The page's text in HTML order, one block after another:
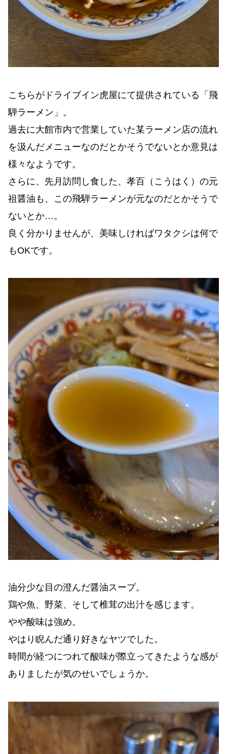
こちらがドライブイン虎屋にて提供されている「飛
騨ラーメン」。
過去に大館市内で営業していた某ラーメン店の流れ
を汲んだメニューなのだとかそうでないとか意見は
様々なようです。
さらに、先月訪問し食した、孝百（こうはく）の元
祖醤油も、この飛騨ラーメンが元なのだとかそうで
ないとか…。
良く分かりませんが、美味しければワタクシは何で
もOKです。
油分少な目の澄んだ醤油スープ。
鶏や魚、野菜、そして椎茸の出汁を感じます。
やや酸味は強め。
やはり睨んだ通り好きなヤツでした。
時間が経つにつれて酸味が際立ってきたような感が
ありましたが気のせいでしょうか。